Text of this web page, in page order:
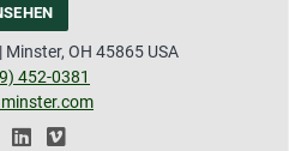
OH 45865 USA
452-0381